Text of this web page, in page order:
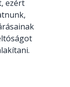
ezért